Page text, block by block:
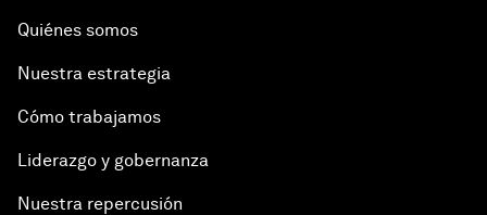
Quiénes somos
Nuestra estrategia
Cómo trabajamos
Liderazgo y gobernanza
Nuestra repercusión